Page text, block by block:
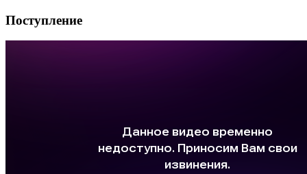
Поступление